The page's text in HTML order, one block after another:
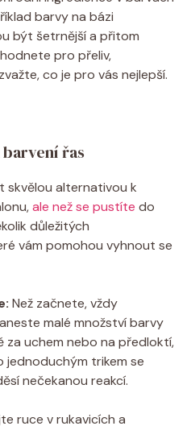
barvy na bázi
být šetrnější a přitom
pro přeliv,
co je pro vás nejlepší.
řas
skvělou alternativou k
ale než se pustíte do
důležitých
vám pomohou vyhnout se
Než začnete, vždy
malé množství barvy
za uchem nebo na předloktí,
jednoduchým trikem se
nečekanou reakcí.
ruce v rukavicích a